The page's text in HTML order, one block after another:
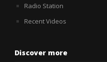
Radio Station
Recent Videos
Discover more